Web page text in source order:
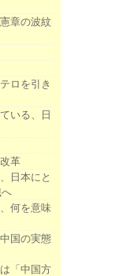
章の波紋
ロを引き
いる、日
革
日本にと
何を意味
国の実態
「中国方